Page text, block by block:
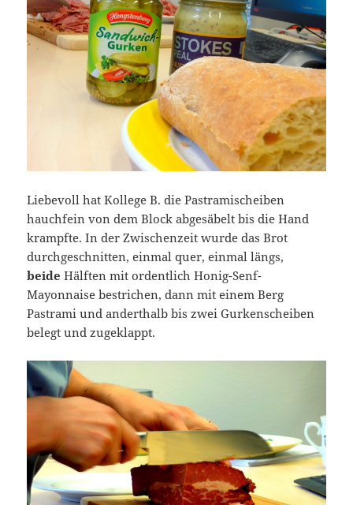
Liebevoll hat Kollege B. die Pastramischeiben
hauchfein von dem Block abgesäbelt bis die Hand
krampfte. In der Zwischenzeit wurde das Brot
durchgeschnitten, einmal quer, einmal längs,
beide Hälften mit ordentlich Honig-Senf-
Mayonnaise bestrichen, dann mit einem Berg
Pastrami und anderthalb bis zwei Gurkenscheiben
belegt und zugeklappt.